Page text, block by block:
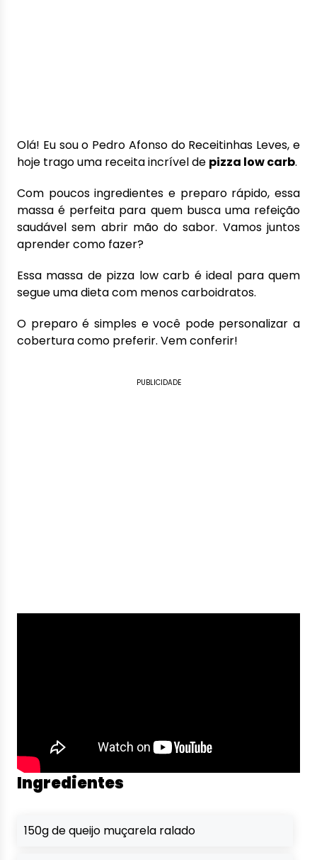
Olá! Eu sou o Pedro Afonso do Receitinhas Leves, e
hoje trago uma receita incrível de pizza low carb.
Com poucos ingredientes e preparo rápido, essa
massa é perfeita para quem busca uma refeição
saudável sem abrir mão do sabor. Vamos juntos
aprender como fazer?
Essa massa de pizza low carb é ideal para quem
segue uma dieta com menos carboidratos.
O preparo é simples e você pode personalizar a
cobertura como preferir. Vem conferir!
PUBLICIDADE
Ingredientes
150g de queijo muçarela ralado